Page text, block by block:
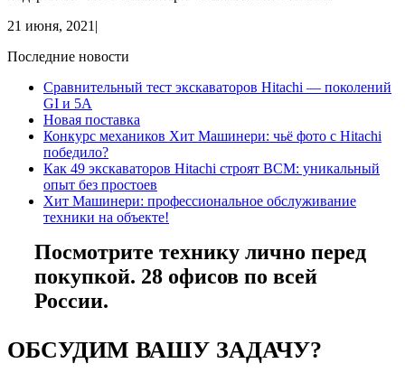
21 июня, 2021|
Последние новости
Сравнительный тест экскаваторов Hitachi — поколений
GI и 5A
Новая поставка
Конкурс механиков Хит Машинери: чьё фото с Hitachi
победило?
Как 49 экскаваторов Hitachi строят ВСМ: уникальный
опыт без простоев
Хит Машинери: профессиональное обслуживание
техники на объекте!
Посмотрите технику лично перед
покупкой. 28 офисов по всей
России.
ОБСУДИМ ВАШУ ЗАДАЧУ?